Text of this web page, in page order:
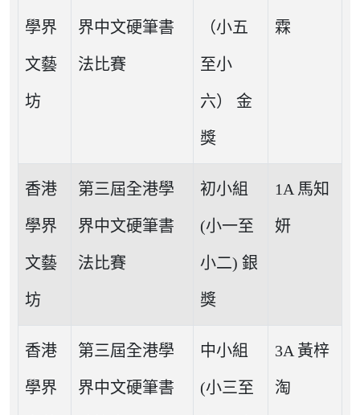
學界
文藝
坊
界中文硬筆書
法比賽
（小五
至小
六） 金
獎
霖
香港
學界
文藝
坊
第三屆全港學
界中文硬筆書
法比賽
初小組
(小一至
小二) 銀
獎
1A 馬知
妍
香港
學界
第三屆全港學
界中文硬筆書
中小組
(小三至
3A 黃梓
淘